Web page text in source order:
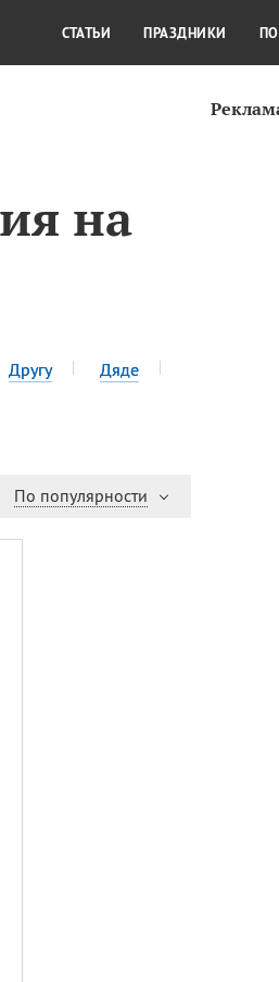
на
Другу
Дяде
По популярности
КУЛЬТУРА
СТАТЬИ ПРАЗДНИКИ